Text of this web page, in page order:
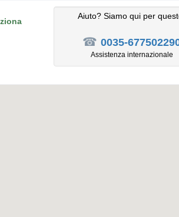
Aiuto? Siamo qui per
☎ 0035-
Assistenza internazionale